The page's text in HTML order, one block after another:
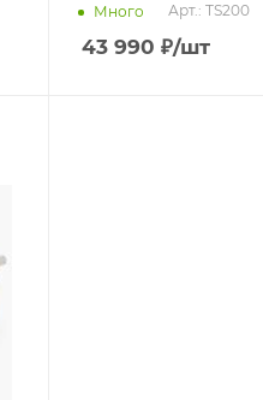
Много Арт.: TS200
43 990 ₽/шт